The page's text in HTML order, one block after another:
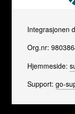
Integrasjonen
Org.nr:
Hjemmeside:
Support: go-